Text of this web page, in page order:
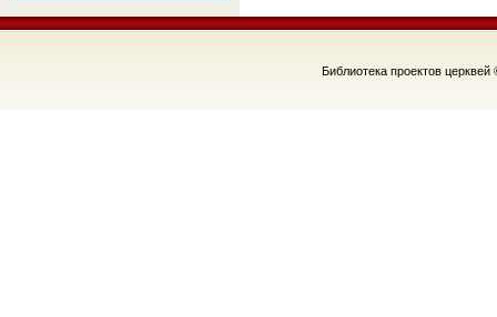
Библиотека проектов церквей